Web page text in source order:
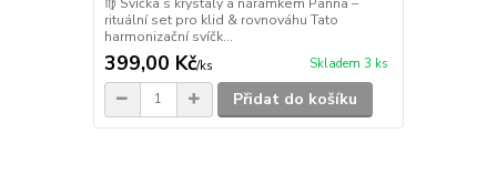
rituální set pro klid & rovnováhu Tato
harmonizační svíčk...
399,00 Kč/ks Skladem 3 ks
Přidat do košíku